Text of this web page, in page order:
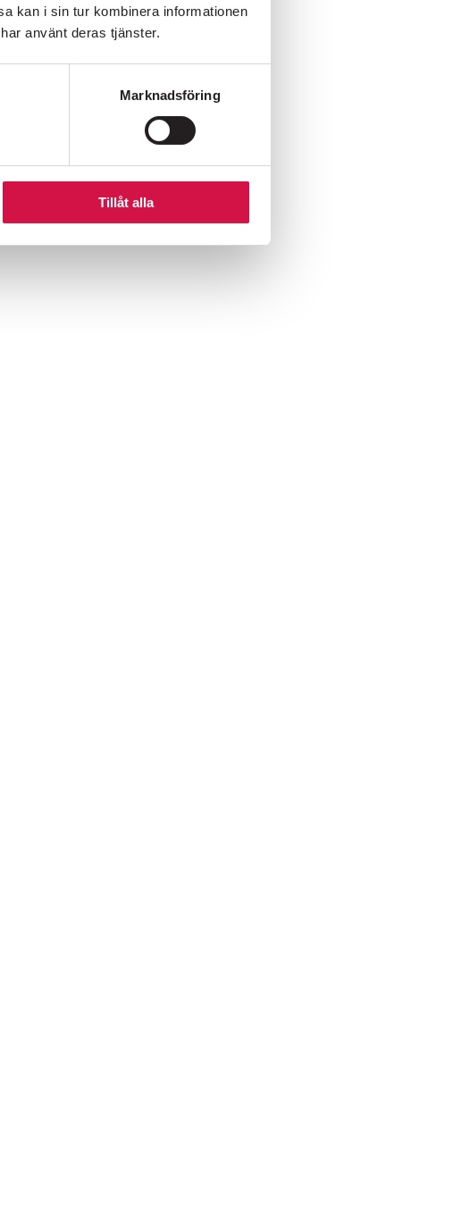
kan i sin tur kombinera informationen
använt deras tjänster.
Marknadsföring
Tillåt alla
1976